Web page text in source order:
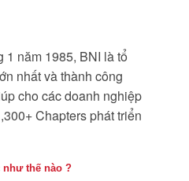
năm 1985, BNI là tổ
nhất và thành công
cho các doanh nghiệp
Chapters phát triển
như thế nào ?